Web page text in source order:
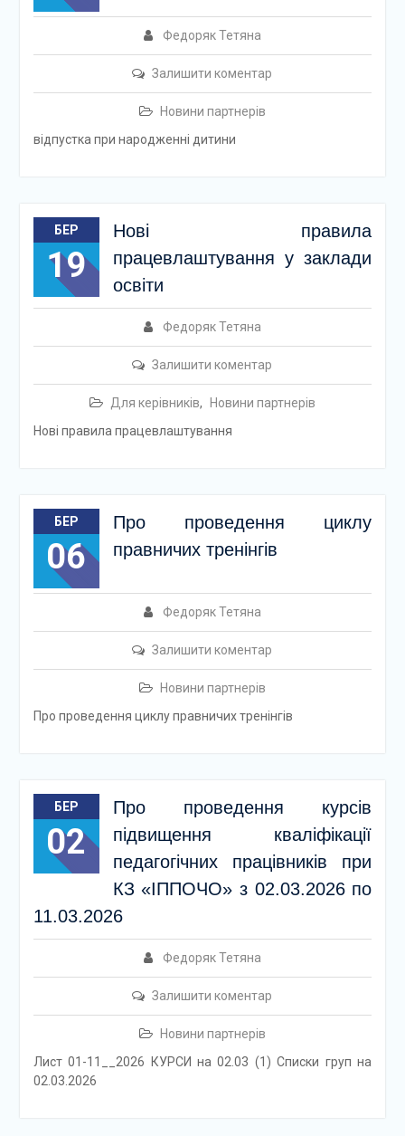
Федоряк Тетяна
Залишити коментар
Новини партнерів
відпустка при народженні дитини
БЕР
19
Нові правила
працевлаштування у заклади
освіти
Федоряк Тетяна
Залишити коментар
Для керівників,
Новини партнерів
Нові правила працевлаштування
БЕР
06
Про проведення циклу
правничих тренінгів
Федоряк Тетяна
Залишити коментар
Новини партнерів
Про проведення циклу правничих тренінгів
БЕР
02
Про проведення курсів
підвищення кваліфікації
педагогічних працівників при
КЗ «ІППОЧО» з 02.03.2026 по
11.03.2026
Федоряк Тетяна
Залишити коментар
Новини партнерів
Лист 01-11__2026 КУРСИ на 02.03 (1) Списки груп на
02.03.2026